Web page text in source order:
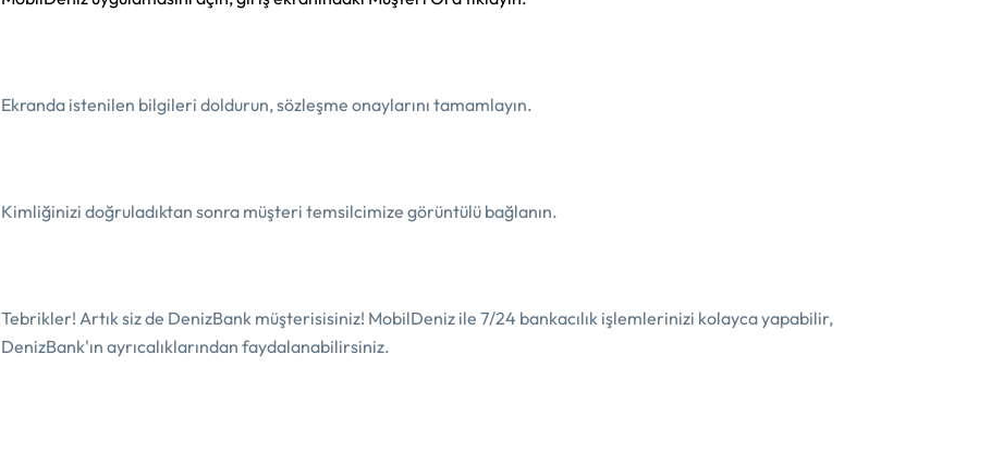
Ekranda istenilen bilgileri doldurun, sözleşme onaylarını tamamlayın.
Kimliğinizi doğruladıktan sonra müşteri temsilcimize görüntülü bağlanın.
Tebrikler! Artık siz de DenizBank müşterisisiniz! MobilDeniz ile 7/24 bankacılık işlemlerinizi kolayca yapabilir,
DenizBank'ın ayrıcalıklarından faydalanabilirsiniz.